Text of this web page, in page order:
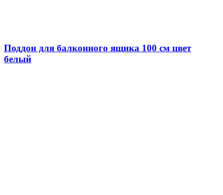
Поддон для балконного ящика 100 см цвет
белый